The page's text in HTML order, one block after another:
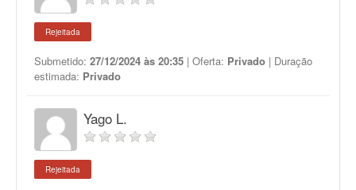
Rejeitada
Submetido: 27/12/2024 às 20:35 | Oferta: Privado | Duração
estimada: Privado
Yago L.
Rejeitada